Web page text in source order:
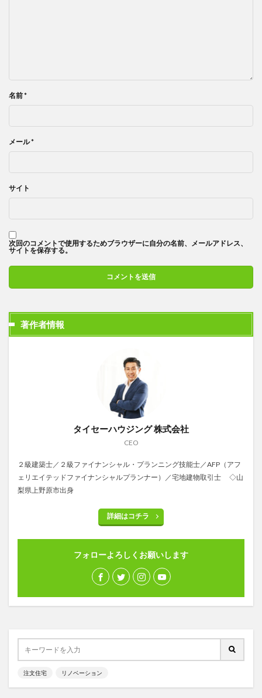
名前*
メール*
サイト
次回のコメントで使用するためブラウザーに自分の名前、メールアドレス、
サイトを保存する。
著作者情報
タイセーハウジング 株式会社
CEO
２級建築士／２級ファイナンシャル・プランニング技能士／AFP（アフ
ェリエイテッドファイナンシャルプランナー）／宅地建物取引士 ◇山
梨県上野原市出身
詳細はコチラ
フォローよろしくお願いします
注文住宅 リノベーション